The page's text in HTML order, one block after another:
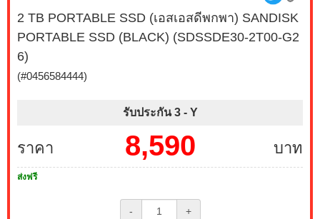
2 TB PORTABLE SSD (เอสเอสดีพกพา) SANDISK
PORTABLE SSD (BLACK) (SDSSDE30-2T00-G2
6)
(#0456584444)
รับประกัน 3 - Y
ราคา บาท
8,590
ส่งฟรี
- +